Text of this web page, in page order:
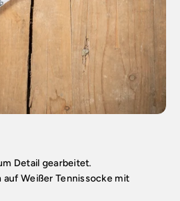
Detail gearbeitet.
Weißer Tennissocke mit